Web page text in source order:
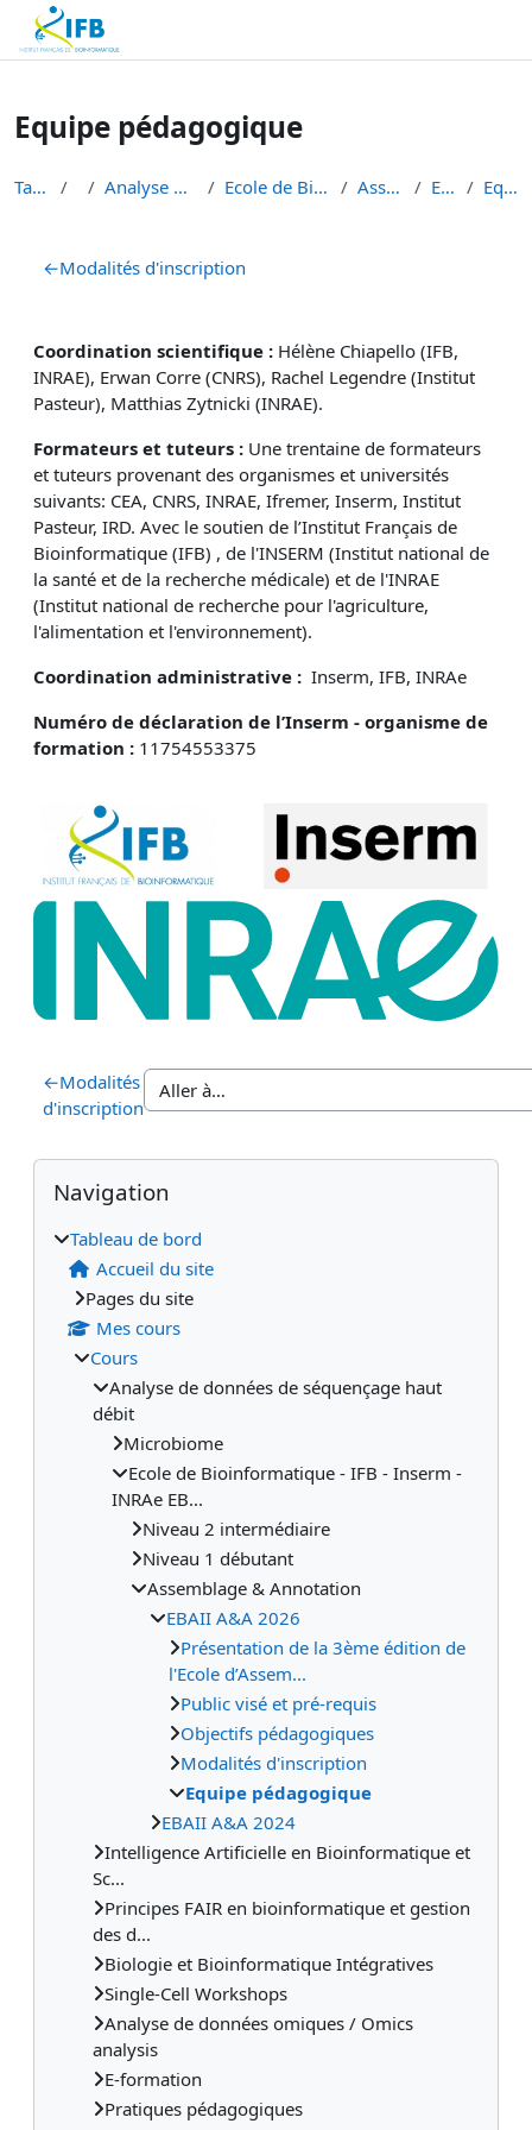
Institut Français de Bioinformatique - Les formations
Passer au contenu principal
Equipe pédagogique
Tableau de bord Cours Analyse de données de séquençage haut débit Ecole de Bioinformatique - IFB - Inserm - INRAe EB... Assemblage & Annotation EBAII A&A 2026 Equipe pédagogique
Résumé de section
←Modalités d'inscription
Coordination scientifique : Hélène Chiapello (IFB,
INRAE), Erwan Corre (CNRS), Rachel Legendre (Institut
Pasteur), Matthias Zytnicki (INRAE).
Formateurs et tuteurs : Une trentaine de formateurs
et tuteurs provenant des organismes et universités
suivants: CEA, CNRS, INRAE, Ifremer, Inserm, Institut
Pasteur, IRD. Avec le soutien de l’Institut Français de
Bioinformatique (IFB) , de l'INSERM (Institut national de
la santé et de la recherche médicale) et de l'INRAE
(Institut national de recherche pour l'agriculture,
l'alimentation et l'environnement).
Coordination administrative : Inserm, IFB, INRAe
Numéro de déclaration de l’Inserm - organisme de
formation : 11754553375
←Modalités
d'inscription
Blocs
Blocs supplémentaires
Passer Navigation
Navigation
Tableau de bord
Accueil du site
Pages du site
Mes cours
Cours
Analyse de données de séquençage haut
débit
Microbiome
Ecole de Bioinformatique - IFB - Inserm -
INRAe EB...
Niveau 2 intermédiaire
Niveau 1 débutant
Assemblage & Annotation
EBAII A&A 2026
Présentation de la 3ème édition de
l'Ecole d’Assem...
Public visé et pré-requis
Objectifs pédagogiques
Modalités d'inscription
Equipe pédagogique
EBAII A&A 2024
Intelligence Artificielle en Bioinformatique et
Sc...
Principes FAIR en bioinformatique et gestion
des d...
Biologie et Bioinformatique Intégratives
Single-Cell Workshops
Analyse de données omiques / Omics
analysis
E-formation
Pratiques pédagogiques